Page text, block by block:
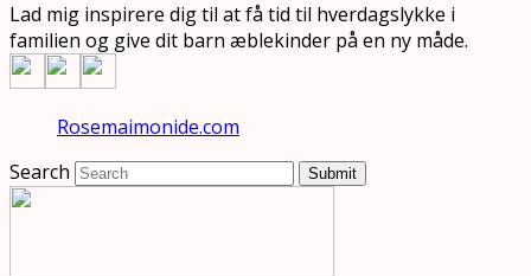
Lad mig inspirere dig til at få tid til hverdagslykke i
familien og give dit barn æblekinder på en ny måde.
Rosemaimonide.com
Search
Submit